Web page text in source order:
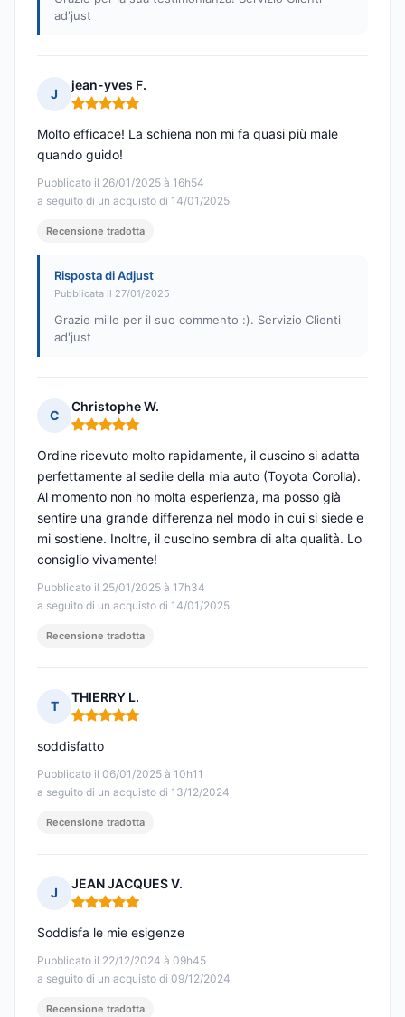
ad'just
J
jean-yves F.
Nota: 5 su 5
Pubblicato il 26/01/2025 à 16h54
a seguito di un acquisto di 14/01/2025
Molto efficace! La schiena non mi fa quasi più male
quando guido!
Recensione tradotta
Risposta di Adjust
Pubblicata il 27/01/2025
Grazie mille per il suo commento :). Servizio Clienti
ad'just
C
Christophe W.
Nota: 5 su 5
Pubblicato il 25/01/2025 à 17h34
a seguito di un acquisto di 14/01/2025
Ordine ricevuto molto rapidamente, il cuscino si adatta
perfettamente al sedile della mia auto (Toyota Corolla).
Al momento non ho molta esperienza, ma posso già
sentire una grande differenza nel modo in cui si siede e
mi sostiene. Inoltre, il cuscino sembra di alta qualità. Lo
consiglio vivamente!
Recensione tradotta
T
THIERRY L.
Nota: 5 su 5
Pubblicato il 06/01/2025 à 10h11
a seguito di un acquisto di 13/12/2024
soddisfatto
Recensione tradotta
J
JEAN JACQUES V.
Nota: 5 su 5
Pubblicato il 22/12/2024 à 09h45
a seguito di un acquisto di 09/12/2024
Soddisfa le mie esigenze
Recensione tradotta